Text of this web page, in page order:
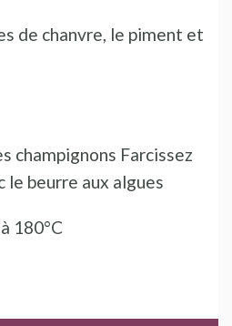
de chanvre, le piment et
champignons Farcissez
le beurre aux algues
180°C